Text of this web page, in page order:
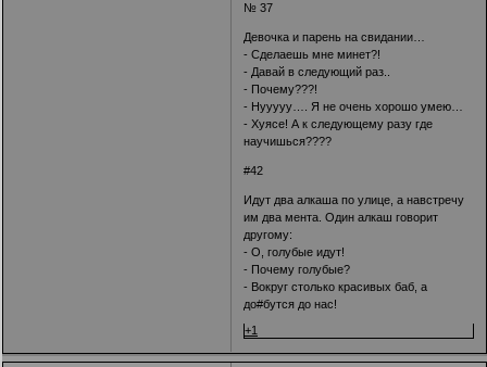
№ 37
Девочка и парень на свидании…
- Сделаешь мне минет?!
- Давай в следующий раз..
- Почему???!
- Нууууу…. Я не очень хорошо умею…
- Хуясе! А к следующему разу где
научишься????
#42
Идут два алкаша по улице, а навстречу
им два мента. Один алкаш говорит
другому:
- О, голубые идут!
- Почему голубые?
- Вокруг столько красивых баб, а
до#бутся до нас!
+1